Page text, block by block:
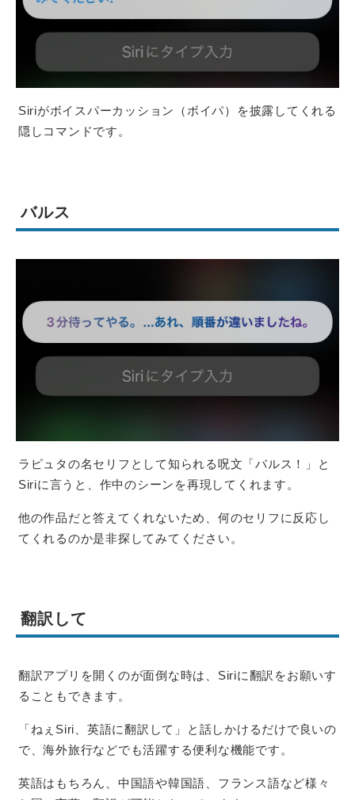
Siriがボイスパーカッション（ボイパ）を披露してくれる
隠しコマンドです。
バルス
ラピュタの名セリフとして知られる呪文「バルス！」と
Siriに言うと、作中のシーンを再現してくれます。
他の作品だと答えてくれないため、何のセリフに反応し
てくれるのか是非探してみてください。
翻訳して
翻訳アプリを開くのが面倒な時は、Siriに翻訳をお願いす
ることもできます。
「ねぇSiri、英語に翻訳して」と話しかけるだけで良いの
で、海外旅行などでも活躍する便利な機能です。
英語はもちろん、中国語や韓国語、フランス語など様々